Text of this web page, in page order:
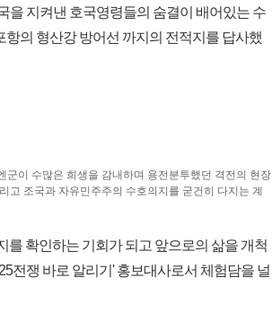
을 지켜낸 호국영령들의 숨결이 배어있는 수
의 형산강 방어선 까지의 전적지를 답사했
이 수많은 희생을 감내하며 용전분투했던 격전의 현장
고 조국과 자유민주주의 수호의지를 굳건히 다지는 계
를 확인하는 기회가 되고 앞으로의 삶을 개척
전쟁 바로 알리기' 홍보대사로서 체험담을 널